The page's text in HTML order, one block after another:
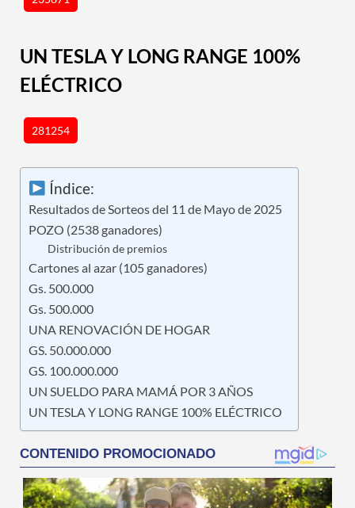
UN TESLA Y LONG RANGE 100%
ELÉCTRICO
281254
Índice:
Resultados de Sorteos del 11 de Mayo de 2025
POZO (2538 ganadores)
Distribución de premios
Cartones al azar (105 ganadores)
Gs. 500.000
Gs. 500.000
UNA RENOVACIÓN DE HOGAR
GS. 50.000.000
GS. 100.000.000
UN SUELDO PARA MAMÁ POR 3 AÑOS
UN TESLA Y LONG RANGE 100% ELÉCTRICO